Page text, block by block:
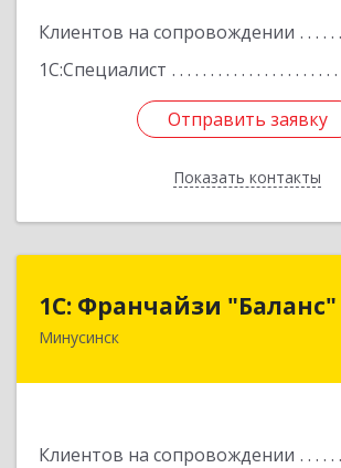
Клиентов на сопровождении
1С:Специалист
Отправить заявку
Показать контакты
Отправить заявку
Назад
1С: Франчайзи "Баланс"
Минусинск
Клиентов на сопровождении
1С:
662610, Красноярский край,